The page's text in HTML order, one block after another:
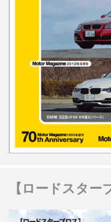
【ロードスター